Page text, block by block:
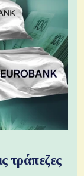
τράπεζες